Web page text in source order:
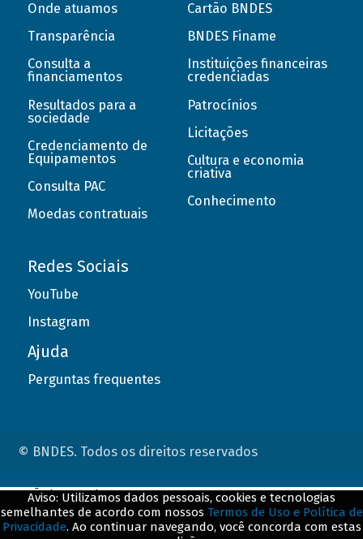
Onde atuamos
Transparência
Consulta a
financiamentos
Resultados para a
sociedade
Credenciamento de
Equipamentos
Consulta PAC
Moedas contratuais
Cartão BNDES
BNDES Finame
Instituições financeiras
credenciadas
Patrocínios
Licitações
Cultura e economia
criativa
Conhecimento
Redes Sociais
YouTube
Instagram
Ajuda
Perguntas frequentes
© BNDES. Todos os direitos reservados
Aviso: Utilizamos dados pessoais, cookies e tecnologias
semelhantes de acordo com nossos Termos de Uso e Política de
Privacidade. Ao continuar navegando, você concorda com estas
ConteÃºdo complementar
${title}${badge}